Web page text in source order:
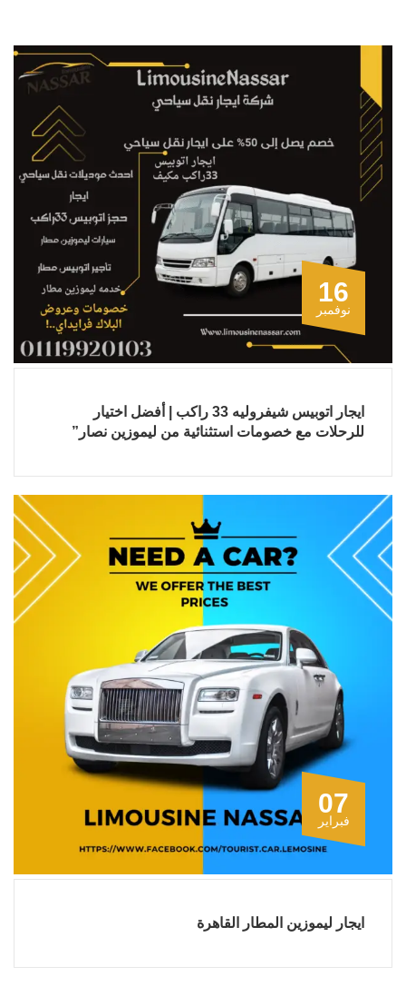
16
نوفمبر
ايجار اتوبيس شيفروليه 33 راكب | أفضل اختيار
للرحلات مع خصومات استثنائية من ليموزين نصار”
07
فبراير
ايجار ليموزين المطار القاهرة